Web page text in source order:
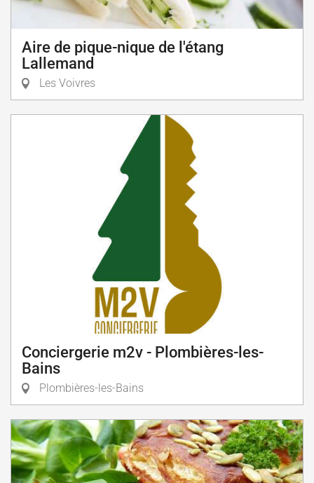
Aire de pique-nique de l'étang
Lallemand
Les Voivres
Conciergerie m2v - Plombières-les-
Bains
Plombières-les-Bains